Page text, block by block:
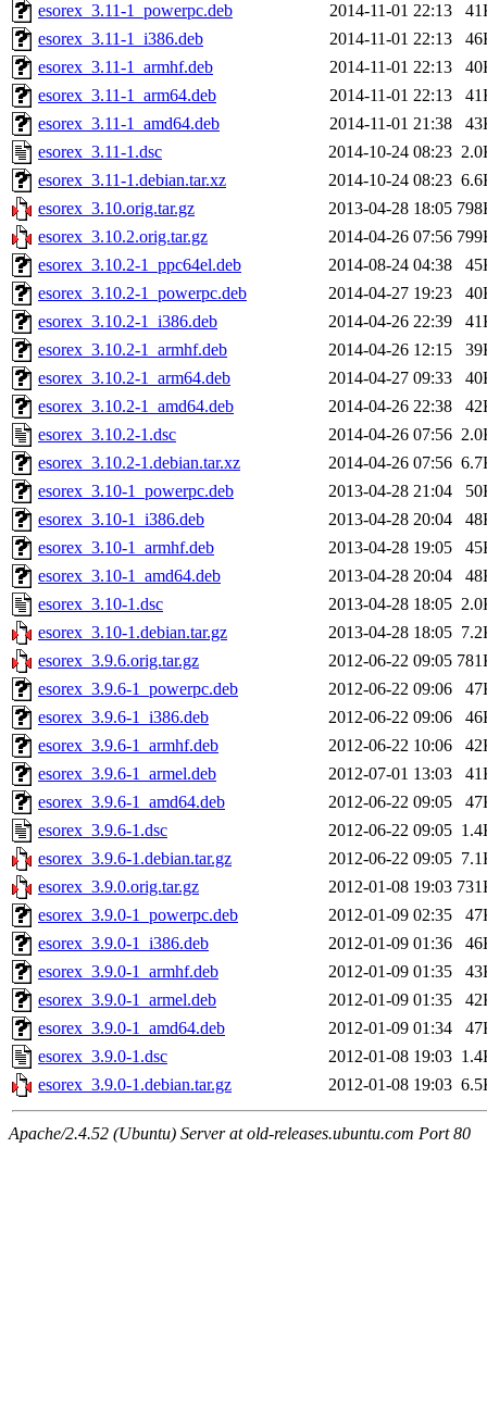
esorex_3.11-1_powerpc.deb
2014-11-01 22:13
esorex_3.11-1_i386.deb
2014-11-01 22:13
esorex_3.11-1_armhf.deb
2014-11-01 22:13
esorex_3.11-1_arm64.deb
2014-11-01 22:13
esorex_3.11-1_amd64.deb
2014-11-01 21:38
esorex_3.11-1.dsc
2014-10-24 08:23
esorex_3.11-1.debian.tar.xz
2014-10-24 08:23
esorex_3.10.orig.tar.gz
2013-04-28 18:05
esorex_3.10.2.orig.tar.gz
2014-04-26 07:56
esorex_3.10.2-1_ppc64el.deb
2014-08-24 04:38
esorex_3.10.2-1_powerpc.deb
2014-04-27 19:23
esorex_3.10.2-1_i386.deb
2014-04-26 22:39
esorex_3.10.2-1_armhf.deb
2014-04-26 12:15
esorex_3.10.2-1_arm64.deb
2014-04-27 09:33
esorex_3.10.2-1_amd64.deb
2014-04-26 22:38
esorex_3.10.2-1.dsc
2014-04-26 07:56
esorex_3.10.2-1.debian.tar.xz
2014-04-26 07:56
esorex_3.10-1_powerpc.deb
2013-04-28 21:04
esorex_3.10-1_i386.deb
2013-04-28 20:04
esorex_3.10-1_armhf.deb
2013-04-28 19:05
esorex_3.10-1_amd64.deb
2013-04-28 20:04
esorex_3.10-1.dsc
2013-04-28 18:05
esorex_3.10-1.debian.tar.gz
2013-04-28 18:05
esorex_3.9.6.orig.tar.gz
2012-06-22 09:05
esorex_3.9.6-1_powerpc.deb
2012-06-22 09:06
esorex_3.9.6-1_i386.deb
2012-06-22 09:06
esorex_3.9.6-1_armhf.deb
2012-06-22 10:06
esorex_3.9.6-1_armel.deb
2012-07-01 13:03
esorex_3.9.6-1_amd64.deb
2012-06-22 09:05
esorex_3.9.6-1.dsc
2012-06-22 09:05
esorex_3.9.6-1.debian.tar.gz
2012-06-22 09:05
esorex_3.9.0.orig.tar.gz
2012-01-08 19:03
esorex_3.9.0-1_powerpc.deb
2012-01-09 02:35
esorex_3.9.0-1_i386.deb
2012-01-09 01:36
esorex_3.9.0-1_armhf.deb
2012-01-09 01:35
esorex_3.9.0-1_armel.deb
2012-01-09 01:35
esorex_3.9.0-1_amd64.deb
2012-01-09 01:34
esorex_3.9.0-1.dsc
2012-01-08 19:03
esorex_3.9.0-1.debian.tar.gz
2012-01-08 19:03
Apache/2.4.52 (Ubuntu) Server at old-releases.ubuntu.com Port 80